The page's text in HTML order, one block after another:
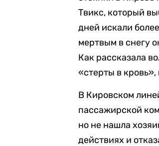
Твикс, который
дней искали
мертвым в снегу
Как рассказала
«стерты в
В Кировском
пассажирской
но не нашла
действиях и